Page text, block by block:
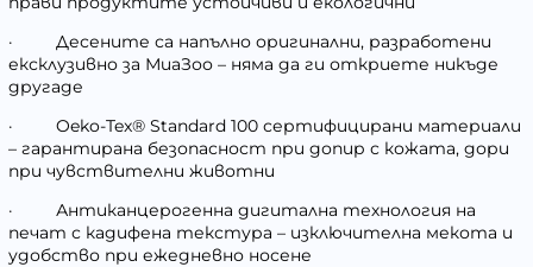
·
Десените са напълно оригинални, разработени
ексклузивно за МиаЗоо – няма да ги откриете никъде
другаде
·
Oeko-Tex® Standard 100 сертифицирани материали
– гарантирана безопасност при допир с кожата, дори
при чувствителни животни
·
Антиканцерогенна дигитална технология на
печат с кадифена текстура – изключителна мекота и
удобство при ежедневно носене